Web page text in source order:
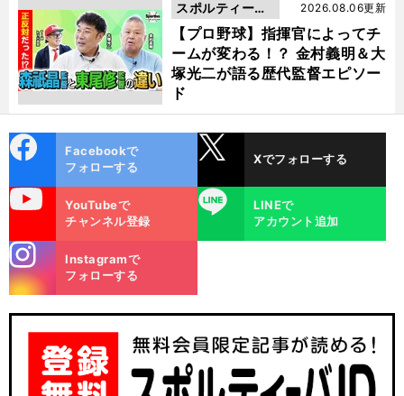
【プロ野球】指揮官によってチ
ームが変わる！？ 金村義明＆大
塚光二が語る歴代監督エピソー
ド
2026.08.06更新
スポルティーバ
動画
ok
Facebookで
フォローする
Xでフォローする
YouTubeで
チャンネル登録
LINE
LINEで
アカウント追加
m
Instagramで
フォローする